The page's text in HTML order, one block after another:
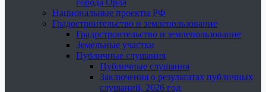
города Орла
Национальные проекты РФ
Градостроительство и землепользование
Градостроительство и землепользование
Земельные участки
Публичные слушания
Публичные слушания
Заключения о результатах публичных
слушаний, 2026 год